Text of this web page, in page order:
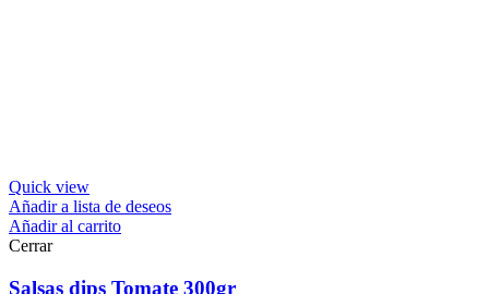
Quick view
Añadir a lista de deseos
Añadir al carrito
Cerrar
Salsas dips Tomate 300gr